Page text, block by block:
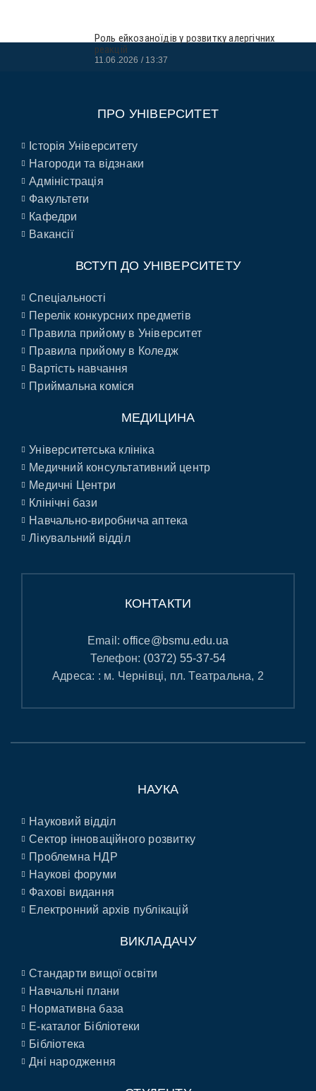
Роль ейкозаноїдів у розвитку алергічних
реакцій
11.06.2026 13:37
ПРО УНІВЕРСИТЕТ
Історія Університету
Нагороди та відзнаки
Адміністрація
Факультети
Кафедри
Вакансії
ВСТУП ДО УНІВЕРСИТЕТУ
Спеціальності
Перелік конкурсних предметів
Правила прийому в Університет
Правила прийому в Коледж
Вартість навчання
Приймальна коміся
МЕДИЦИНА
Університетська клініка
Медичний консультативний центр
Медичні Центри
Клінічні бази
Навчально-виробнича аптека
Лікувальний відділ
КОНТАКТИ
Email:office@bsmu.edu.ua
Телефон: (0372) 55-37-54
Адреса: : м. Чернівці, пл. Театральна, 2
НАУКА
Науковий відділ
Сектор інноваційного розвитку
Проблемна НДР
Наукові форуми
Фахові видання
Електронний архів публікацій
ВИКЛАДАЧУ
Стандарти вищої освіти
Навчальні плани
Нормативна база
E-каталог Бібліотеки
Бібліотека
Дні народження